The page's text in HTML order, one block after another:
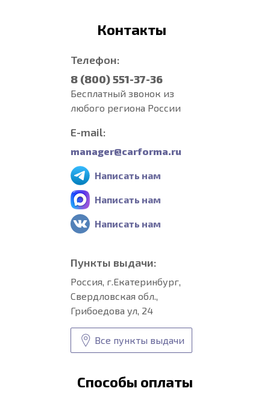
Контакты
Телефон:
8 (800) 551-37-36
Бесплатный звонок из
любого региона России
E-mail:
manager@carforma.ru
Написать нам
Написать нам
Написать нам
Пункты выдачи:
Россия, г.Екатеринбург,
Свердловская обл.,
Грибоедова ул, 24
Все пункты выдачи
Способы оплаты